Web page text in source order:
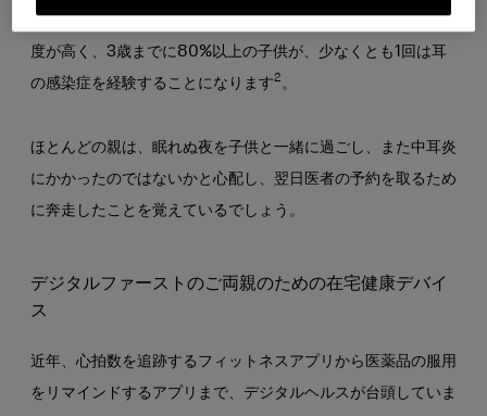
性がありますが、大人よりも子供の方が耳の感染症にかかる頻
度が高く、3歳までに80%以上の子供が、少なくとも1回は耳
の感染症を経験することになります2 。
ほとんどの親は、眠れぬ夜を子供と一緒に過ごし、また中耳炎
にかかったのではないかと心配し、翌日医者の予約を取るため
に奔走したことを覚えているでしょう。
デジタルファーストのご両親のための在宅健康デバイ
ス
近年、心拍数を追跡するフィットネスアプリから医薬品の服用
をリマインドするアプリまで、デジタルヘルスが台頭していま